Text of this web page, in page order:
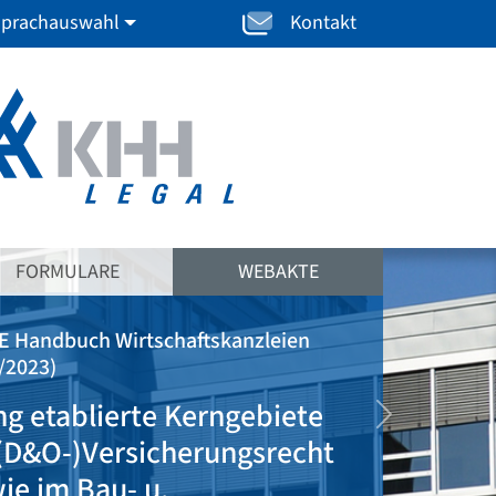
Kontakt
FORMULARE WEBAKTE
Kerngebiete
weiter